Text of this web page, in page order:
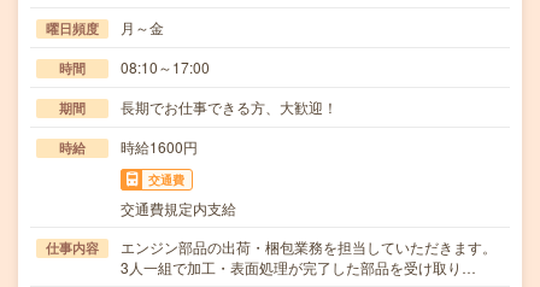
曜日頻度 月～金
時間 08:10～17:00
期間 長期でお仕事できる方、大歓迎！
時給 時給1600円
交通費
交通費規定内支給
仕事内容
エンジン部品の出荷・梱包業務を担当していただきます。
3人一組で加工・表面処理が完了した部品を受け取り…